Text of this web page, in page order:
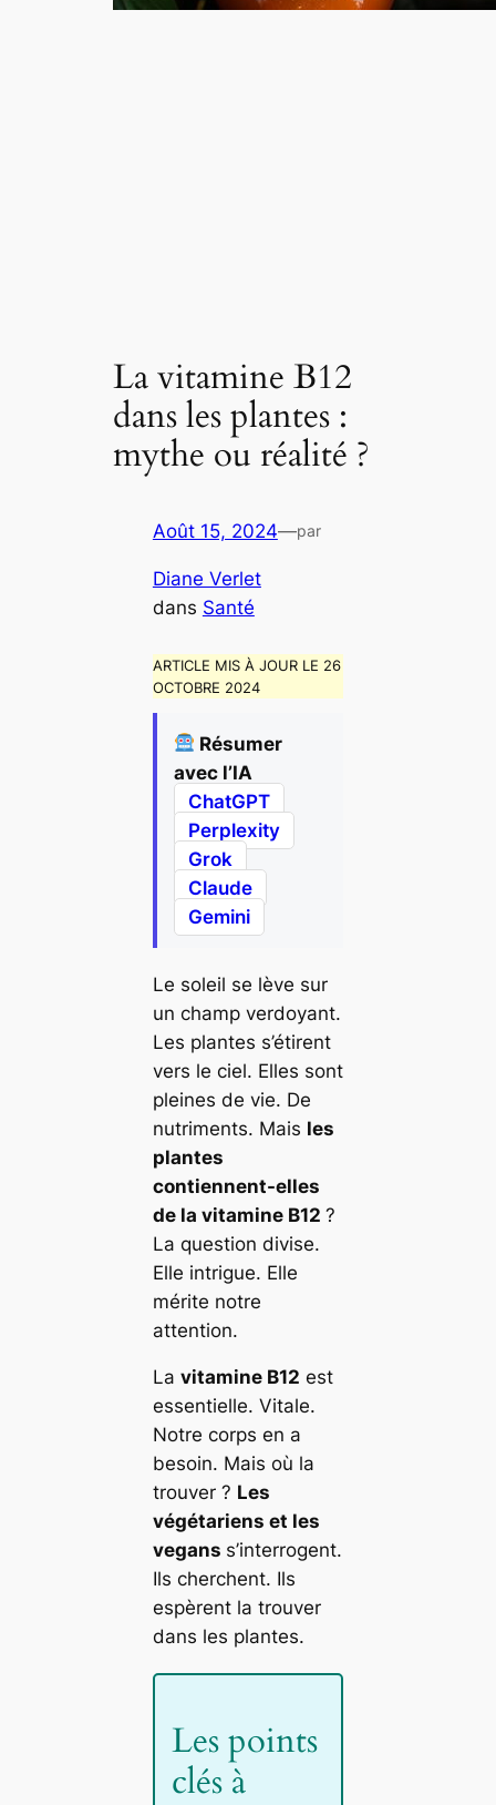
La vitamine B12
dans les plantes :
mythe ou réalité ?
Août 15, 2024—par
Diane Verlet
dans Santé
ARTICLE MIS À JOUR LE 26
OCTOBRE 2024
Résumer
avec l’IA
ChatGPT
Perplexity
Grok
Claude
Gemini
Le soleil se lève sur
un champ verdoyant.
Les plantes s’étirent
vers le ciel. Elles sont
pleines de vie. De
nutriments. Mais les
plantes
contiennent-elles
de la vitamine B12 ?
La question divise.
Elle intrigue. Elle
mérite notre
attention.
La vitamine B12 est
essentielle. Vitale.
Notre corps en a
besoin. Mais où la
trouver ? Les
végétariens et les
vegans s’interrogent.
Ils cherchent. Ils
espèrent la trouver
dans les plantes.
Les points
clés à